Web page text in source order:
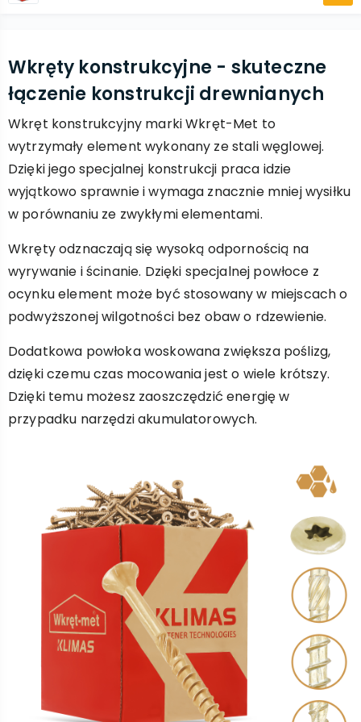
Wkręty konstrukcyjne - skuteczne
łączenie konstrukcji drewnianych
Wkręt konstrukcyjny marki Wkręt-Met to
wytrzymały element wykonany ze stali węglowej.
Dzięki jego specjalnej konstrukcji praca idzie
wyjątkowo sprawnie i wymaga znacznie mniej wysiłku
w porównaniu ze zwykłymi elementami.
Wkręty odznaczają się wysoką odpornością na
wyrywanie i ścinanie. Dzięki specjalnej powłoce z
ocynku element może być stosowany w miejscach o
podwyższonej wilgotności bez obaw o rdzewienie.
Dodatkowa powłoka woskowana zwiększa poślizg,
dzięki czemu czas mocowania jest o wiele krótszy.
Dzięki temu możesz zaoszczędzić energię w
przypadku narzędzi akumulatorowych.